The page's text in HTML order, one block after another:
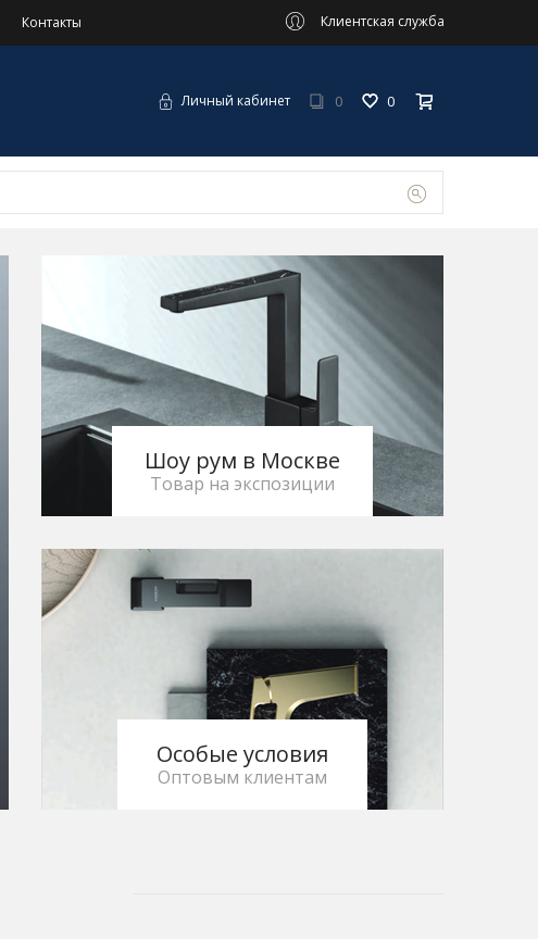
Контакты Клиентская служба
Личный кабинет 0 0
Шоу рум в Москве
Товар на экспозиции
Особые условия
Оптовым клиентам